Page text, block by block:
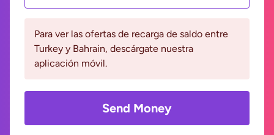
Para ver las ofertas de recarga de saldo entre
Turkey y Bahrain, descárgate nuestra
aplicación móvil.
Send Money